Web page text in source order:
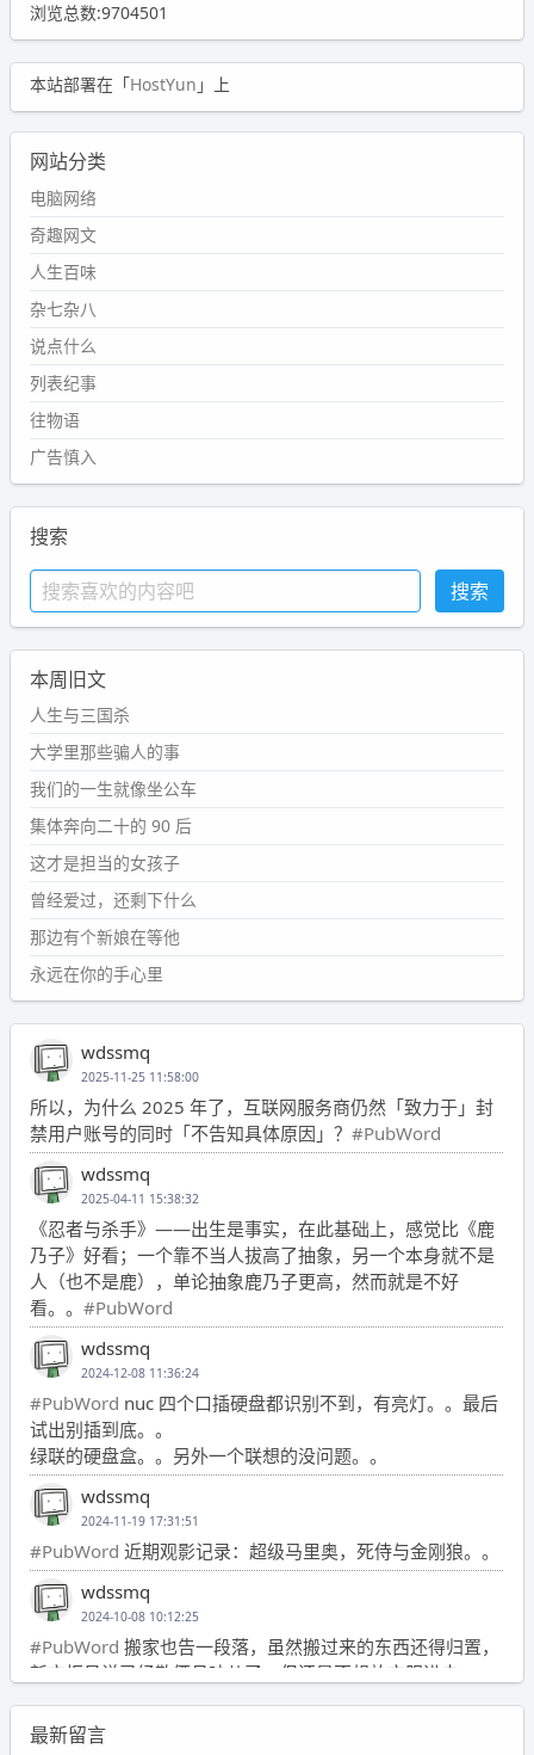
浏览总数:9704501
本站部署在「HostYun 」上
网站分类
电脑网络
奇趣网文
人生百味
杂七杂八
说点什么
列表纪事
往物语
广告慎入
搜索
本周旧文
人生与三国杀
大学里那些骗人的事
我们的一生就像坐公车
集体奔向二十的 90 后
这才是担当的女孩子
曾经爱过，还剩下什么
那边有个新娘在等他
永远在你的手心里
wdssmq
2025-11-25 11:58:00
所以，为什么 2025 年了，互联网服务商仍然「致力于」封
禁用户账号的同时「不告知具体原因」？ #PubWord
wdssmq
2025-04-11 15:38:32
《忍者与杀手》——出生是事实，在此基础上，感觉比《鹿
乃子》好看；一个靠不当人拔高了抽象，另一个本身就不是
人（也不是鹿），单论抽象鹿乃子更高，然而就是不好
看。。 #PubWord
wdssmq
2024-12-08 11:36:24
#PubWord nuc 四个口插硬盘都识别不到，有亮灯。。最后
试出别插到底。。
绿联的硬盘盒。。另外一个联想的没问题。。
wdssmq
2024-11-19 17:31:51
#PubWord 近期观影记录：超级马里奥，死侍与金刚狼。。
wdssmq
2024-10-08 10:12:25
#PubWord 搬家也告一段落，虽然搬过来的东西还得归置，
新衣柜虽说已经散俩月味儿了，但还是不想放衣服进去。
wdssmq
2024-09-23 21:00:49
最新留言